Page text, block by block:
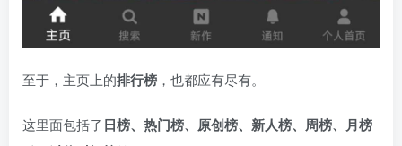
至于，主页上的排行榜 ，也都应有尽有。
这里面包括了日榜、热门榜、原创榜、新人榜、周榜、月榜